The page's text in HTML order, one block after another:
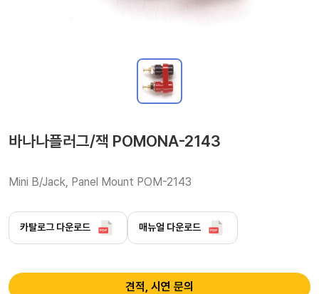
바나나플러그/잭 POMONA-2143
Mini B/Jack, Panel Mount POM-2143
카탈로그 다운로드 매뉴얼 다운로드
견적, 시연 문의